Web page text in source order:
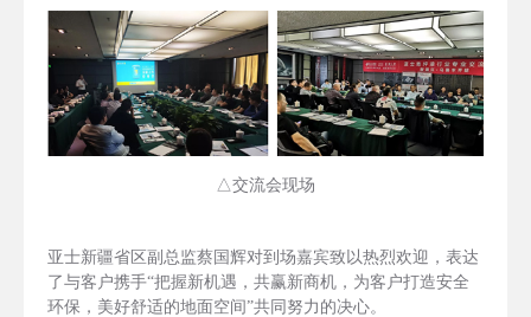
△交流会现场
亚士新疆省区副总监蔡国辉对到场嘉宾致以热烈欢迎，表达
了与客户携手“把握新机遇，共赢新商机，为客户打造安全
环保，美好舒适的地面空间”共同努力的决心。